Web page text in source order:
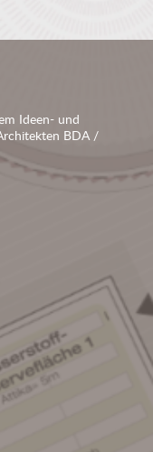
Ideen- und
BDA /